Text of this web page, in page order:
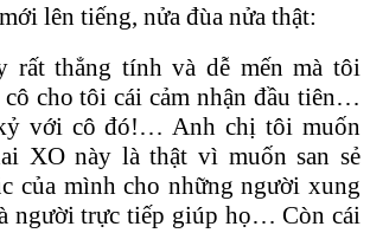
lên tiếng, nửa đùa nửa thật:
rất thẳng tính và dễ mến mà tôi
cô cho tôi cái cảm nhận đầu tiên…
với cô đó!… Anh chị tôi muốn
XO này là thật vì muốn san sẻ
của mình cho những người xung
người trực tiếp giúp họ… Còn cái